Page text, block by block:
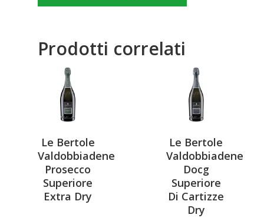
Prodotti correlati
Le Bertole
Valdobbiadene
Prosecco
Superiore
Extra Dry
Le Bertole
Valdobbiadene
Docg
Superiore
Di Cartizze
Dry